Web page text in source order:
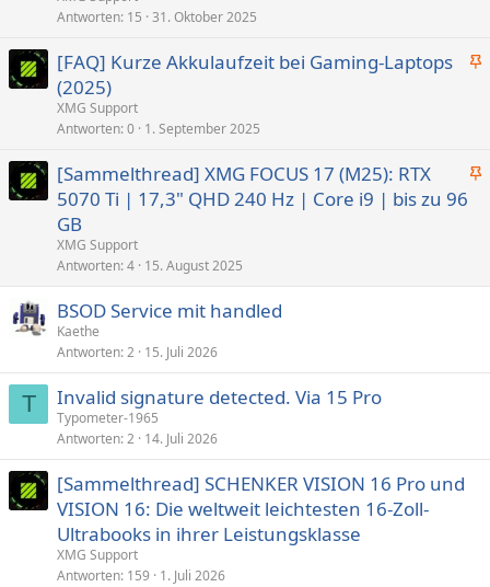
i
Antworten 15 31. Oktober 2025
A
i
[FAQ] Kurze Akkulaufzeit bei Gaming-Laptops
(2025)
XMG Support
Antworten 0 1. September 2025
A
i
[Sammelthread] XMG FOCUS 17 (M25): RTX
5070 Ti | 17,3" QHD 240 Hz | Core i9 | bis zu 96
GB
XMG Support
Antworten 4 15. August 2025
BSOD Service mit handled
Kaethe
Antworten 2 15. Juli 2026
T Invalid signature detected. Via 15 Pro
Typometer-1965
Antworten 2 14. Juli 2026
[Sammelthread] SCHENKER VISION 16 Pro und
VISION 16: Die weltweit leichtesten 16-Zoll-
Ultrabooks in ihrer Leistungsklasse
XMG Support
Antworten 159 1. Juli 2026